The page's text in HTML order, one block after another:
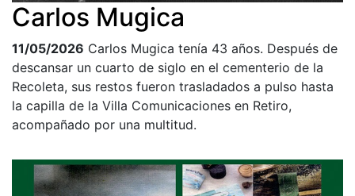
Carlos Mugica
11/05/2026 Carlos Mugica tenía 43 años. Después de
descansar un cuarto de siglo en el cementerio de la
Recoleta, sus restos fueron trasladados a pulso hasta
la capilla de la Villa Comunicaciones en Retiro,
acompañado por una multitud.